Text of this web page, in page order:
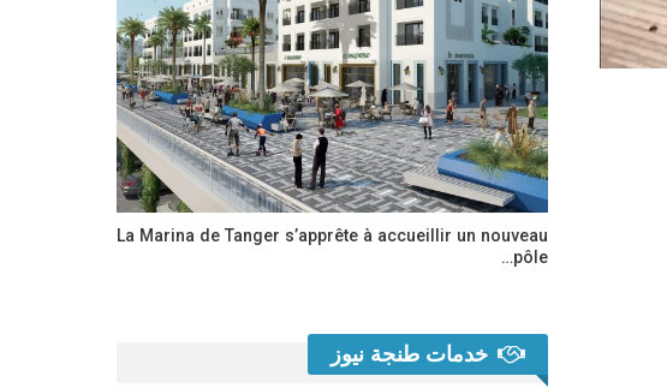
La Marina de Tanger s’apprête à accueillir un nouveau
pôle…
خدمات طنجة نيوز